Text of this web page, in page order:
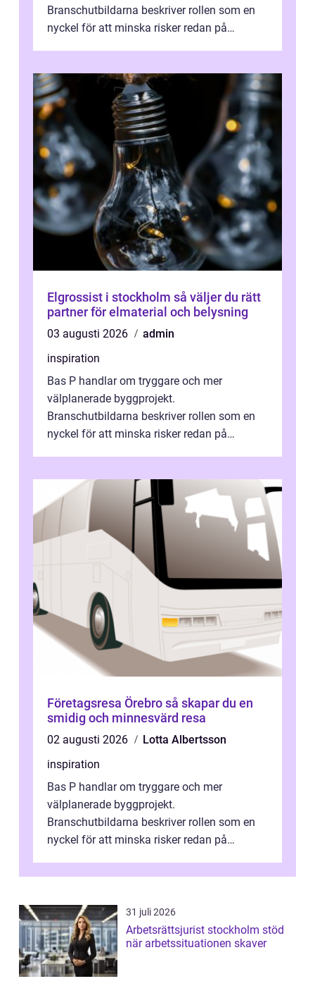
Branschutbildarna beskriver rollen som en
nyckel för att minska risker redan på
Elgrossist i stockholm så väljer du rätt
partner för elmaterial och belysning
03 augusti 2026
admin
inspiration
Bas P handlar om tryggare och mer
välplanerade byggprojekt.
Branschutbildarna beskriver rollen som en
nyckel för att minska risker redan på
Företagsresa Örebro så skapar du en
smidig och minnesvärd resa
02 augusti 2026
Lotta Albertsson
inspiration
Bas P handlar om tryggare och mer
välplanerade byggprojekt.
Branschutbildarna beskriver rollen som en
nyckel för att minska risker redan på
31 juli 2026
Arbetsrättsjurist stockholm stöd
när arbetssituationen skaver